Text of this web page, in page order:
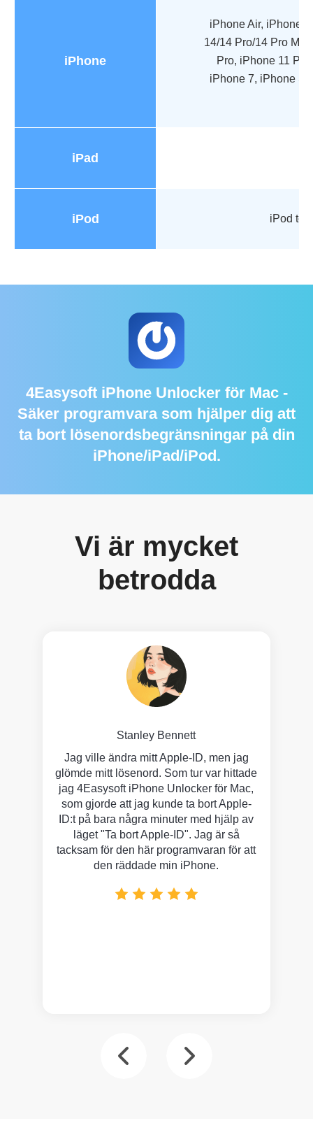
iPhone
iPhone Air, iPhone
14/14 Pro/14 Pro
Pro, iPhone 11
iPhone 7, iPhone
iPad
iPod iPod
4Easysoft iPhone Unlocker för Mac-
Säker programvara som hjälper dig att
ta bort lösenordsbegränsningar på din
iPhone/iPad/iPod.
Vi är mycket
betrodda
Stanley Bennett
Jag ville ändra mitt Apple-ID, men jag
glömde mitt lösenord. Som tur var hittade
jag 4Easysoft iPhone Unlocker för Mac,
som gjorde att jag kunde ta bort Apple-
ID:t på bara några minuter med hjälp av
läget "Ta bort Apple-ID". Jag är så
tacksam för den här programvaran för att
den räddade min iPhone.